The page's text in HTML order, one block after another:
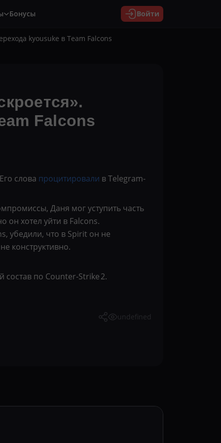
Бонусы Войти
kyousuke в Team Falcons
Falcons
слова процитировали в Telegram-
Даня мог уступить часть
он хотел уйти в Falcons.
убедили, что в Spirit он не
конструктивно.
по Counter‑Strike 2.
undefined